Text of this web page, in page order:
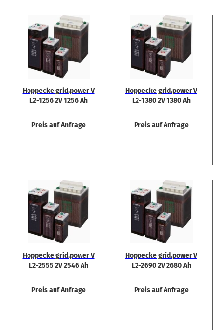
Hop­pe­cke grid.power V
L2-​1256 2V 1256 Ah
Preis auf Anfrage
Hop­pe­cke grid.power V
L2-​1380 2V 1380 Ah
Preis auf Anfrage
Hop­pe­cke grid.power V
L2-​2555 2V 2546 Ah
Preis auf Anfrage
Hop­pe­cke grid.power V
L2-​2690 2V 2680 Ah
Preis auf Anfrage